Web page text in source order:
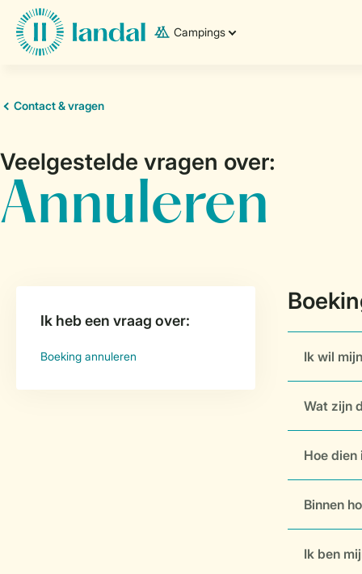
Campings
Ik wil
Wat zijn
Hoe dien
Binnen
Ik ben